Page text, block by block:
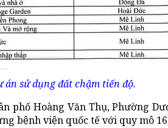
sử dụng đất chậm tiến độ.
phố Hoàng Văn Thụ, Phường
bệnh viện quốc tế với quy mô